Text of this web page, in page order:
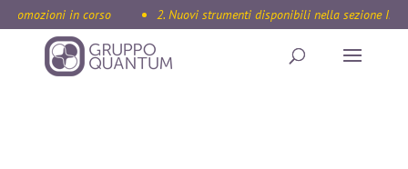
in corso 2. Nuovi strumenti disponibili nella sezione